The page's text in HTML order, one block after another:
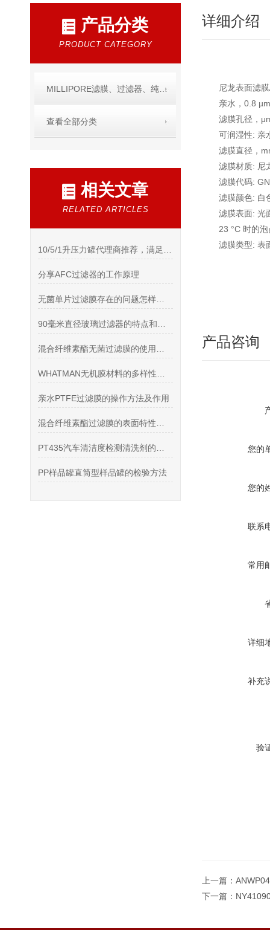
产品分类
PRODUCT CATEGORY
MILLIPORE滤膜、过滤器、纯水产品
查看全部分类
相关文章
RELATED ARTICLES
分享AFC过滤器的工作原理
亲水PTFE过滤膜的操作方法及作用
PP样品罐直筒型样品罐的检验方法
详细介绍
尼龙表面滤膜
亲水，0.8
滤膜孔径，
可润湿性: 亲
滤膜直径，
滤膜材质: 尼
滤膜代码:
滤膜颜色: 白
滤膜表面: 光
23 °C 时的
滤膜类型: 表
产品咨询
您的
您的
联系
常用
详细
补充
验
上一篇：
下一篇：